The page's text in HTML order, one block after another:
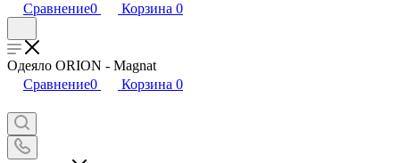
Сравнение0 Корзина 0
Одеяло ORION - Magnat
Сравнение0 Корзина 0